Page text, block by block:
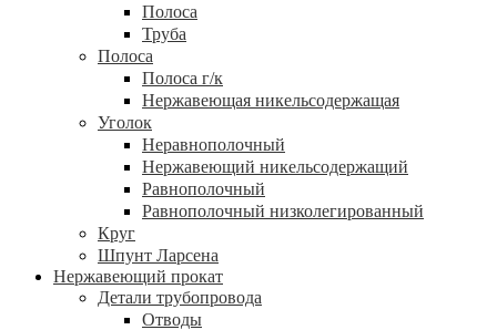
Полоса
Труба
Полоса
Полоса г/к
Нержавеющая никельсодержащая
Уголок
Неравнополочный
Нержавеющий никельсодержащий
Равнополочный
Равнополочный низколегированный
Круг
Шпунт Ларсена
Нержавеющий прокат
Детали трубопровода
Отводы